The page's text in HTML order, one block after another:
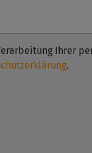
Ihrer
.